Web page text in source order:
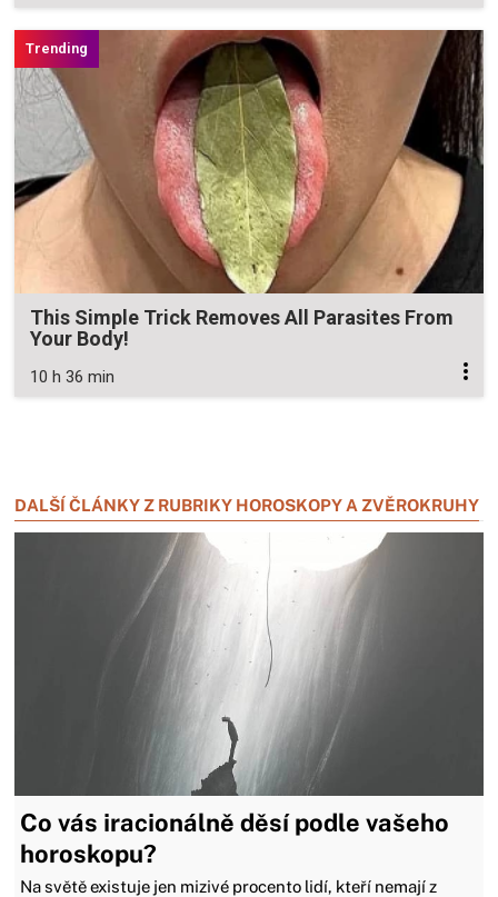
This Simple Trick Removes All Parasites From
Your Body!
10 h 36 min
DALŠÍ ČLÁNKY Z RUBRIKY HOROSKOPY A ZVĚROKRUHY
Co vás iracionálně děsí podle vašeho
horoskopu?
Na světě existuje jen mizivé procento lidí, kteří nemají z